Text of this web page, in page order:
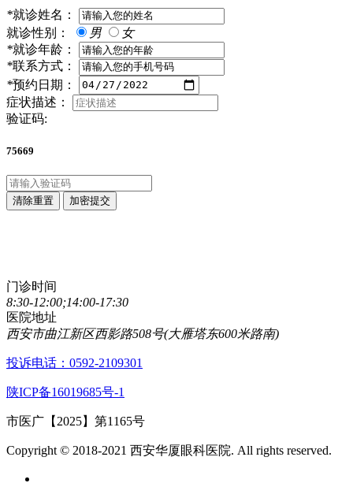
*就诊姓名：
就诊性别：
男
女
*就诊年龄：
*联系方式：
*预约日期：
症状描述：
验证码:
75669
清除重置 加密提交
门诊时间
8:30-12:00;14:00-17:30
医院地址
西安市曲江新区西影路508号(大雁塔东600米路南)
投诉电话：0592-2109301
陕ICP备16019685号-1
市医广【2025】第1165号
Copyright © 2018-2021 西安华厦眼科医院. All rights reserved.